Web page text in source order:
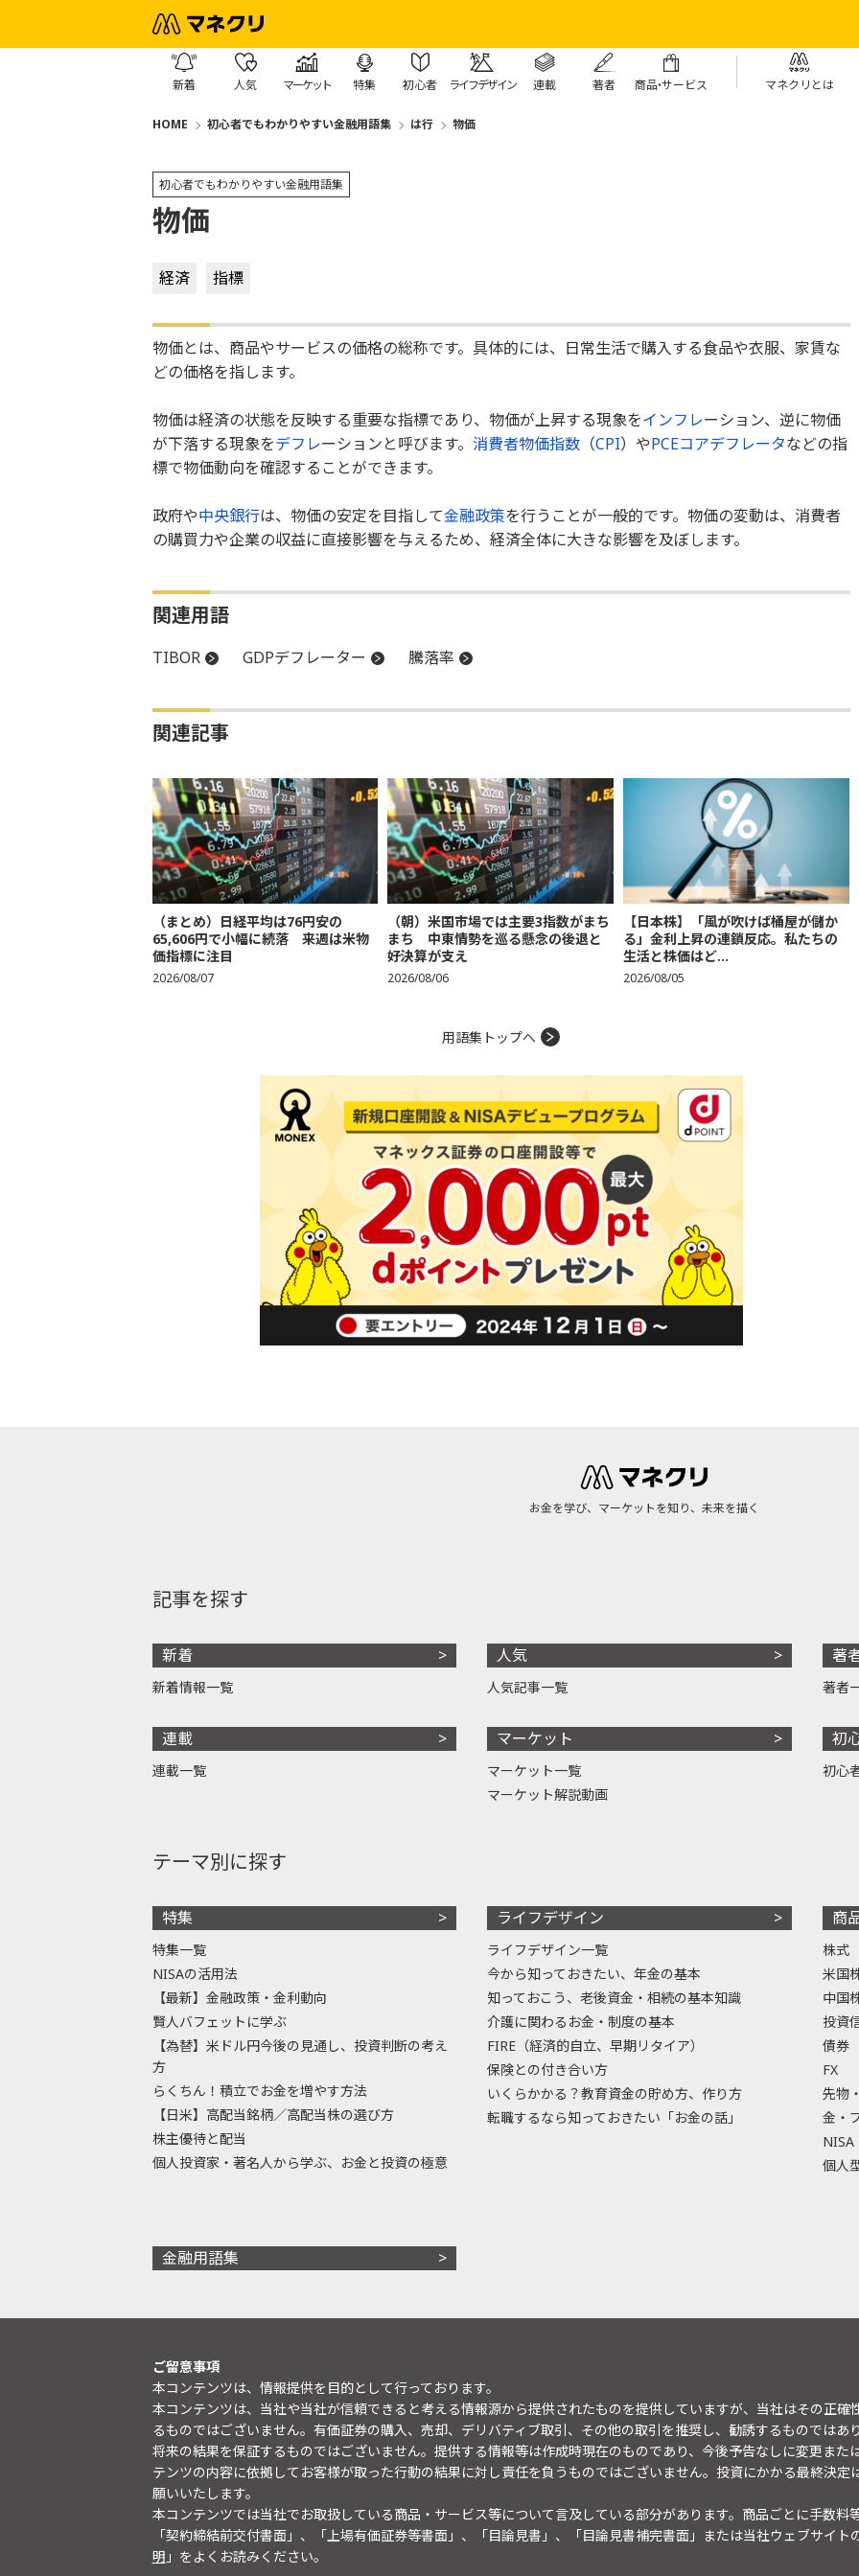
新着 人気 マーケット 特集 初心者 ライフデザイン 連載 著者 商品・サービス マネクリとは
HOME 初心者でもわかりやすい金融用語集 は行 物価
初心者でもわかりやすい金融用語集
物価
経済 指標
物価とは、商品やサービスの価格の総称です。具体的には、日常生活で購入する食品や衣服、家賃な
どの価格を指します。
物価は経済の状態を反映する重要な指標であり、物価が上昇する現象をインフレーション、逆に物価
が下落する現象をデフレーションと呼びます。 消費者物価指数（CPI）やPCEコアデフレータなどの指
標で物価動向を確認することができます。
政府や中央銀行は、物価の安定を目指して金融政策を行うことが一般的です。物価の変動は、消費者
の購買力や企業の収益に直接影響を与えるため、経済全体に大きな影響を及ぼします。
関連用語
TIBOR GDPデフレーター 騰落率
関連記事
（まとめ）日経平均は76円安の
65,606円で小幅に続落 来週は米物
価指標に注目
2026/08/07
（朝）米国市場では主要3指数がまち
まち 中東情勢を巡る懸念の後退と
好決算が支え
2026/08/06
【日本株】「風が吹けば桶屋が儲か
る」金利上昇の連鎖反応。私たちの
生活と株価はど...
2026/08/05
用語集トップへ
お金を学び、マーケットを知り、未来を描く
記事を探す
新着
新着情報一覧
連載
連載一覧
人気
人気記事一覧
マーケット
マーケット一覧
マーケット解説動画
著
著者
初
初心
テーマ別に探す
特集
特集一覧
NISAの活用法
【最新】金融政策・金利動向
賢人バフェットに学ぶ
【為替】米ドル円今後の見通し、投資判断の考え
方
らくちん！積立でお金を増やす方法
【日米】高配当銘柄／高配当株の選び方
株主優待と配当
個人投資家・著名人から学ぶ、お金と投資の極意
ライフデザイン
ライフデザイン一覧
今から知っておきたい、年金の基本
知っておこう、老後資金・相続の基本知識
介護に関わるお金・制度の基本
FIRE（経済的自立、早期リタイア）
保険との付き合い方
いくらかかる？教育資金の貯め方、作り方
転職するなら知っておきたい「お金の話」
商
株式
米国
中国
投資
債券
FX
先物
金・
NISA
個人
金融用語集
ご留意事項
本コンテンツは、情報提供を目的として行っております。
本コンテンツは、当社や当社が信頼できると考える情報源から提供されたものを提供していますが、当社はその正
るものではございません。有価証券の購入、売却、デリバティブ取引、その他の取引を推奨し、勧誘するものでは
将来の結果を保証するものではございません。提供する情報等は作成時現在のものであり、今後予告なしに変更また
テンツの内容に依拠してお客様が取った行動の結果に対し責任を負うものではございません。投資にかかる最終決
願いいたします。
本コンテンツでは当社でお取扱している商品・サービス等について言及している部分があります。商品ごとに手数料
「契約締結前交付書面」、「上場有価証券等書面」、「目論見書」、「目論見書補完書面」または当社ウェブサイト
明 」をよくお読みください。